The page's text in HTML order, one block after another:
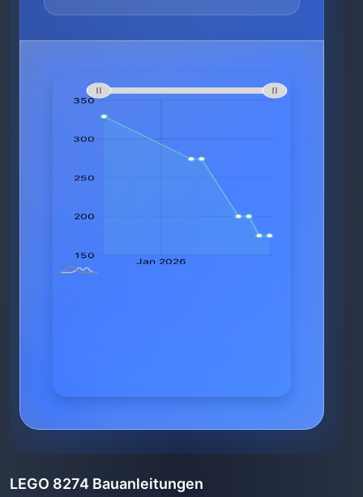
LEGO 8274 Bauanleitungen